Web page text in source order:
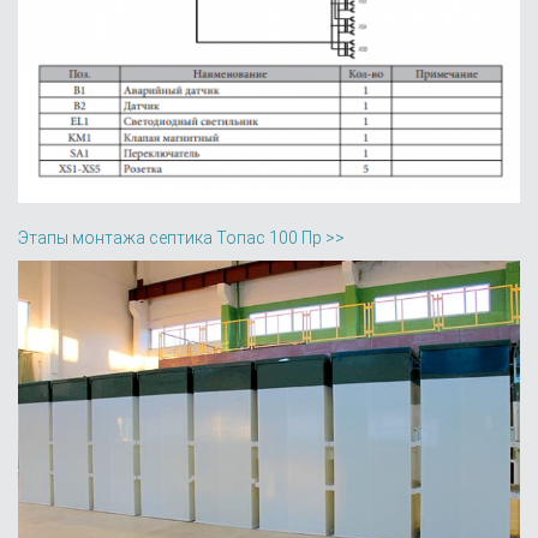
Этапы монтажа септика Топас 100 Пр >>